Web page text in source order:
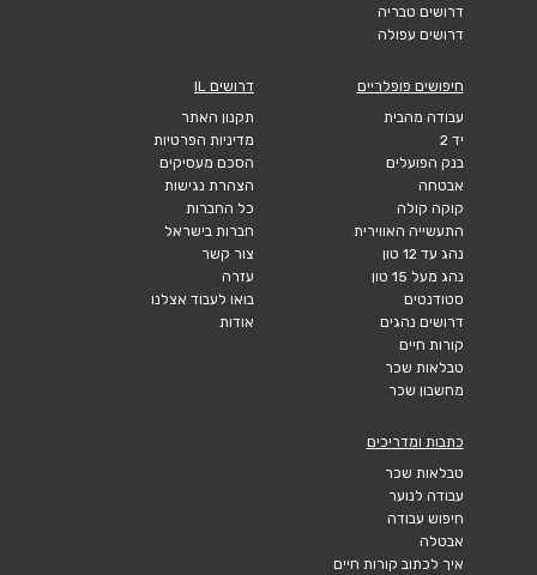
דרושים טבריה
דרושים עפולה
חיפושים פופלריים
עבודה מהבית
יד 2
בנק הפועלים
אבטחה
קוקה קולה
התעשייה האווירית
נהג עד 12 טון
נהג מעל 15 טון
סטודנטים
דרושים נהגים
קורות חיים
טבלאות שכר
מחשבון שכר
דרושים IL
תקנון האתר
מדיניות הפרטיות
הסכם מעסיקים
הצהרת נגישות
כל החברות
חברות בישראל
צור קשר
עזרה
בואו לעבוד אצלנו
אודות
כתבות ומדריכים
טבלאות שכר
עבודה לנוער
חיפוש עבודה
אבטלה
איך לכתוב קורות חיים